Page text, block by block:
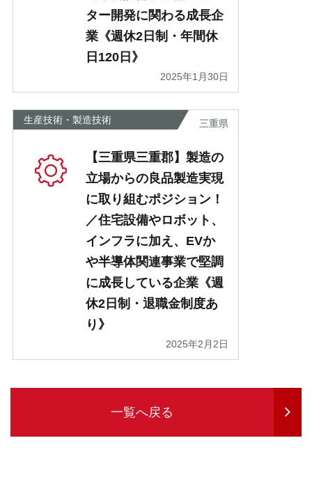
ター開発に関わる成長企
業《週休2日制・年間休
日120日》
2025年1月30日
生産技術・製造技術 三重県
【三重県三重郡】製造の
立場からの良品製造実現
に取り組むポジション！
／住宅設備やロボット、
インフラに加え、EVか
や半導体関連事業で堅調
に成長している企業《週
休2日制・退職金制度あ
り》
2025年2月2日
一覧へ戻る